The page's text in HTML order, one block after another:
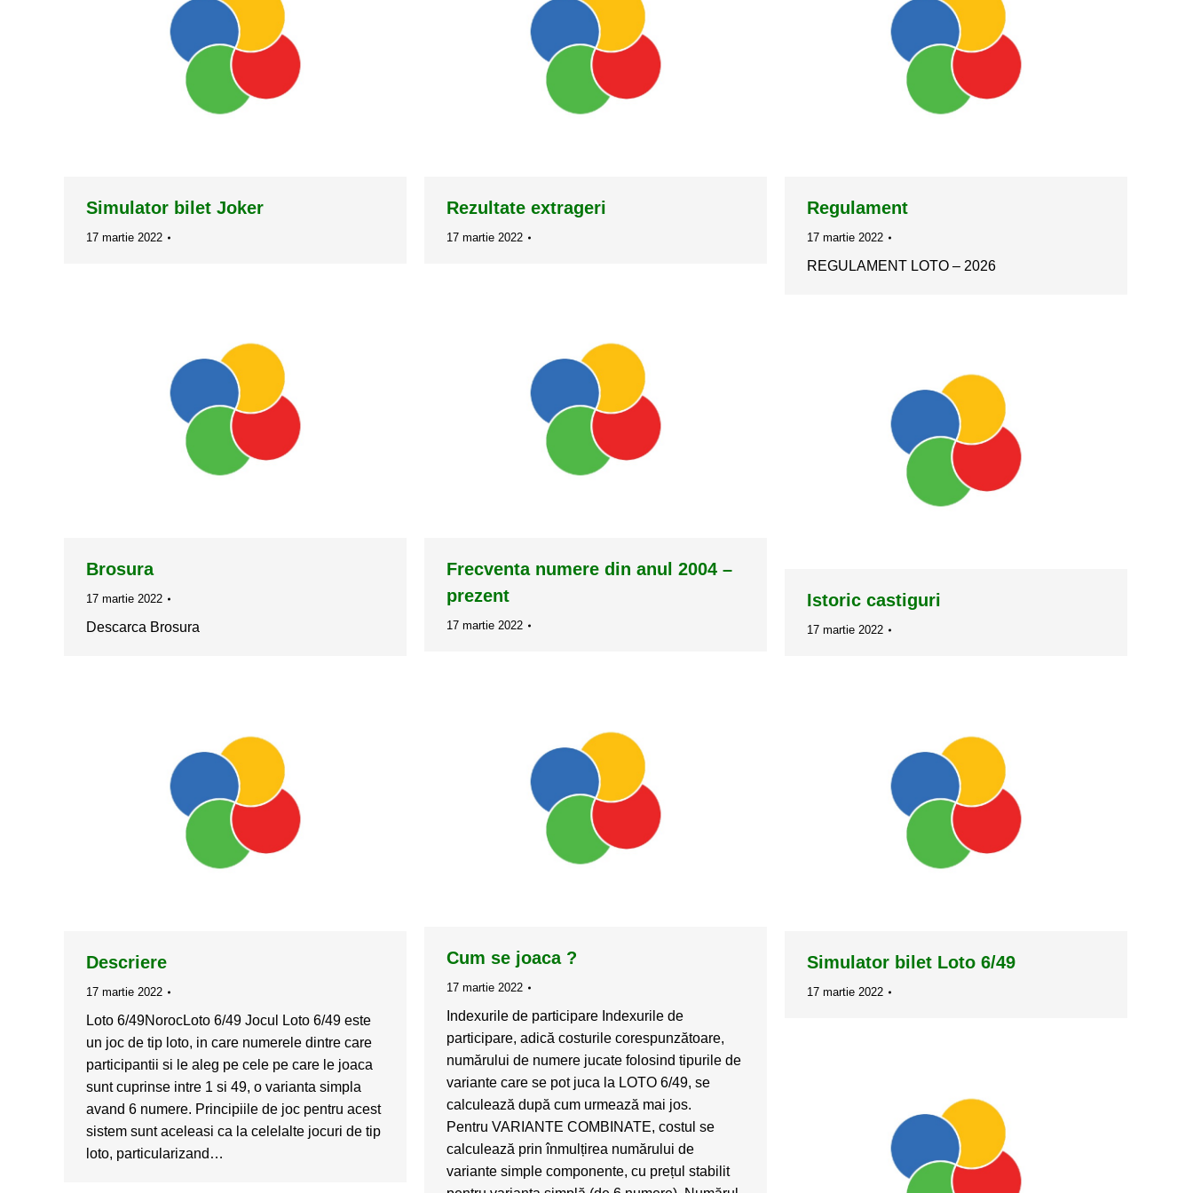
Simulator bilet Joker
17 martie 2022
Rezultate extrageri
17 martie 2022
Regulament
17 martie 2022
REGULAMENT LOTO – 2026
Brosura
17 martie 2022
Descarca Brosura
Frecventa numere din anul 2004 –
prezent
17 martie 2022
Istoric castiguri
17 martie 2022
Cum se joaca ?
17 martie 2022
Indexurile de participare Indexurile de
participare, adică costurile corespunzătoare,
numărului de numere jucate folosind tipurile de
variante care se pot juca la LOTO 6/49, se
calculează după cum urmează mai jos.
Pentru VARIANTE COMBINATE, costul se
calculează prin înmulțirea numărului de
variante simple componente, cu prețul stabilit
Descriere
17 martie 2022
Loto 6/49NorocLoto 6/49 Jocul Loto 6/49 este
un joc de tip loto, in care numerele dintre care
participantii si le aleg pe cele pe care le joaca
sunt cuprinse intre 1 si 49, o varianta simpla
avand 6 numere. Principiile de joc pentru acest
sistem sunt aceleasi ca la celelalte jocuri de tip
loto, particularizand…
Simulator bilet Loto 6/49
17 martie 2022